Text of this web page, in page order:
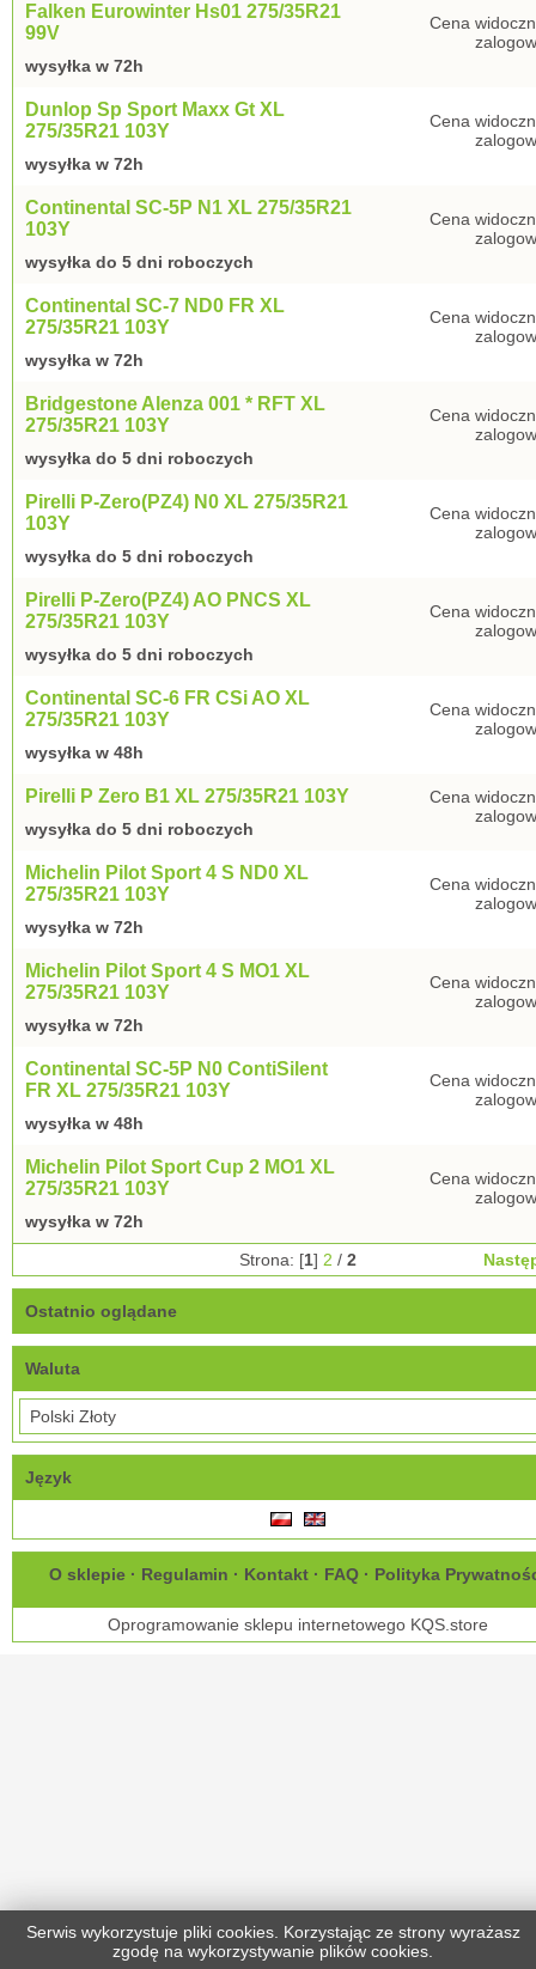
Falken Eurowinter Hs01 275/35R21
99V
wysyłka w 72h
Cena
Dunlop Sp Sport Maxx Gt XL
275/35R21 103Y
wysyłka w 72h
Cena
Continental SC-5P N1 XL 275/35R21
103Y
wysyłka do 5 dni roboczych
Cena
Continental SC-7 ND0 FR XL
275/35R21 103Y
wysyłka w 72h
Cena
Bridgestone Alenza 001 * RFT XL
275/35R21 103Y
wysyłka do 5 dni roboczych
Cena
Pirelli P-Zero(PZ4) N0 XL 275/35R21
103Y
wysyłka do 5 dni roboczych
Cena
Pirelli P-Zero(PZ4) AO PNCS XL
275/35R21 103Y
wysyłka do 5 dni roboczych
Cena
Continental SC-6 FR CSi AO XL
275/35R21 103Y
wysyłka w 48h
Cena
Pirelli P Zero B1 XL 275/35R21 103Y
wysyłka do 5 dni roboczych
Cena
Michelin Pilot Sport 4 S ND0 XL
275/35R21 103Y
wysyłka w 72h
Cena
Michelin Pilot Sport 4 S MO1 XL
275/35R21 103Y
wysyłka w 72h
Cena
Continental SC-5P N0 ContiSilent
FR XL 275/35R21 103Y
wysyłka w 48h
Cena
Michelin Pilot Sport Cup 2 MO1 XL
275/35R21 103Y
wysyłka w 72h
Cena
Strona: [1] 2 / 2
Ostatnio oglądane
Waluta
Język
O sklepie · Regulamin · Kontakt · FAQ · Polityka
Oprogramowanie sklepu internetowegoKQS.store
Serwis wykorzystuje pliki cookies. Korzystając ze strony wyrażasz
zgodę na wykorzystywanie plików cookies.